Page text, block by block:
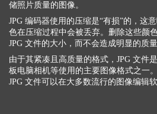
储照片质量的图像。
JPG 编码器使用的压缩是“有损”的，这
色在压缩过程中会被丢弃。删除这些颜
JPG 文件的大小，而不会造成明显的质量
由于其紧凑且高质量的格式，JPG 文件
板电脑相机等使用的主要图像格式之一
JPG 文件可以在大多数流行的图像编辑